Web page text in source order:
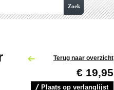
Zoek
Terug naar overzicht
€ 19,95
Plaats op verlanglijst